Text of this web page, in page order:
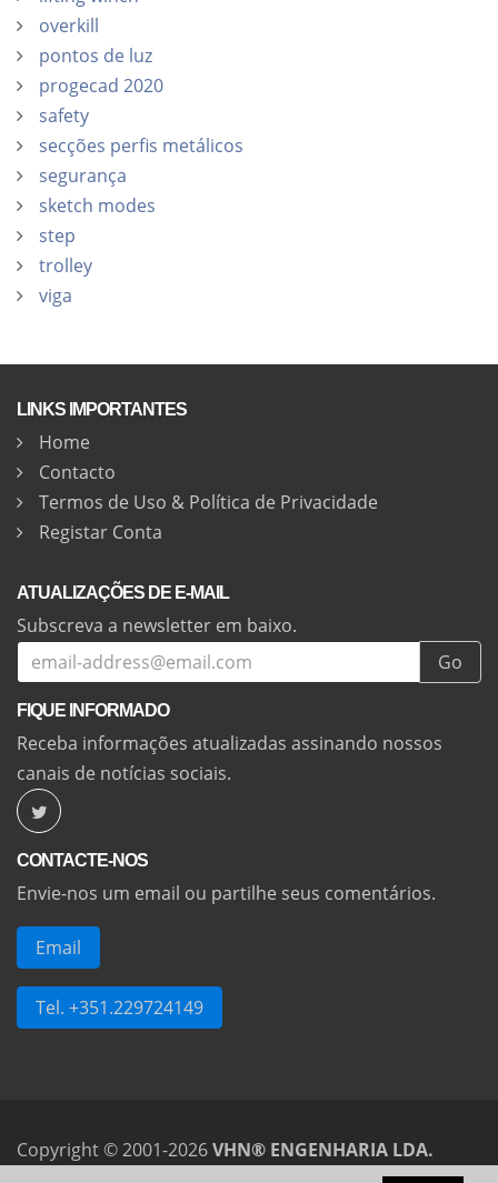
overkill
pontos de luz
progecad 2020
safety
secções perfis metálicos
segurança
sketch modes
step
trolley
viga
LINKS IMPORTANTES
Home
Contacto
Termos de Uso & Política de Privacidade
Registar Conta
ATUALIZAÇÕES DE E-MAIL
Subscreva a newsletter em baixo.
Go
FIQUE INFORMADO
Receba informações atualizadas assinando nossos
canais de notícias sociais.
CONTACTE-NOS
Envie-nos um email ou partilhe seus comentários.
Email
Tel. +351.229724149
Copyright © 2001-2026VHN® ENGENHARIA LDA.